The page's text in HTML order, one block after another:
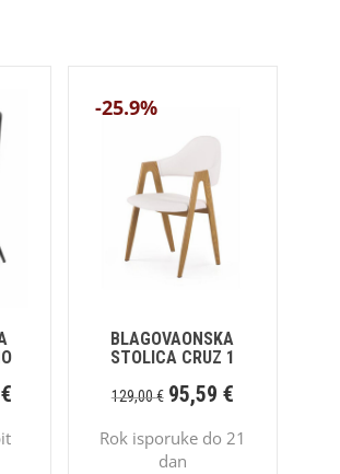
€
-25.9%
BLAGOVAONSKA
STOLICA CRUZ 1
129,00€ 95,59 €
Rok isporuke do 21
dan